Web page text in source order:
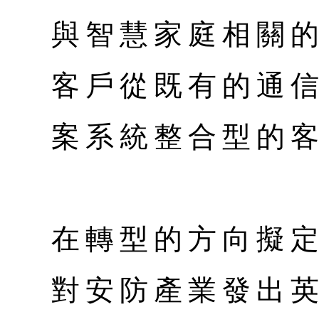
與智慧家庭相關
客戶從既有的通
案系統整合型的
在轉型的方向擬
對安防產業發出